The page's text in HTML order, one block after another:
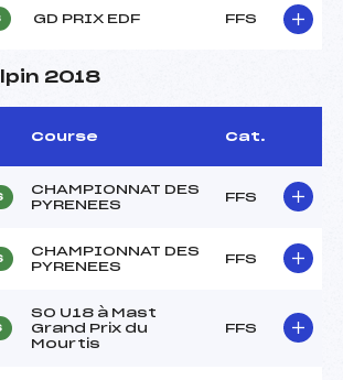
GD PRIX EDF FFS
2018
Course Cat.
CHAMPIONNAT DES
PYRENEES
FFS
CHAMPIONNAT DES
PYRENEES
FFS
SO U18 à Mast
Grand Prix du
Mourtis
FFS